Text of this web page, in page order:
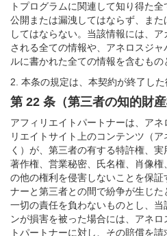
トプログラムに関連して知り得た
公開または漏洩してはならず、ま
してはならない。当該情報には、
される全ての情報や、アネロスジ
ルに書かれた全ての情報を含むもの
2. 本条の規定は、本契約が終了し
第 22 条（第三者の知的財産
アフィリエイトパートナーは、ア
リエイトサイト上のコンテンツ（
く）が、第三者の有する特許権、実
著作権、営業秘密、氏名権、肖像
の他の権利を侵害しないことを保
ナーと第三者との間で紛争が生じ
一切の責任を負わないものとし、
ンが損害を被った場合には、アネ
トパートナーに対し、その賠償を請